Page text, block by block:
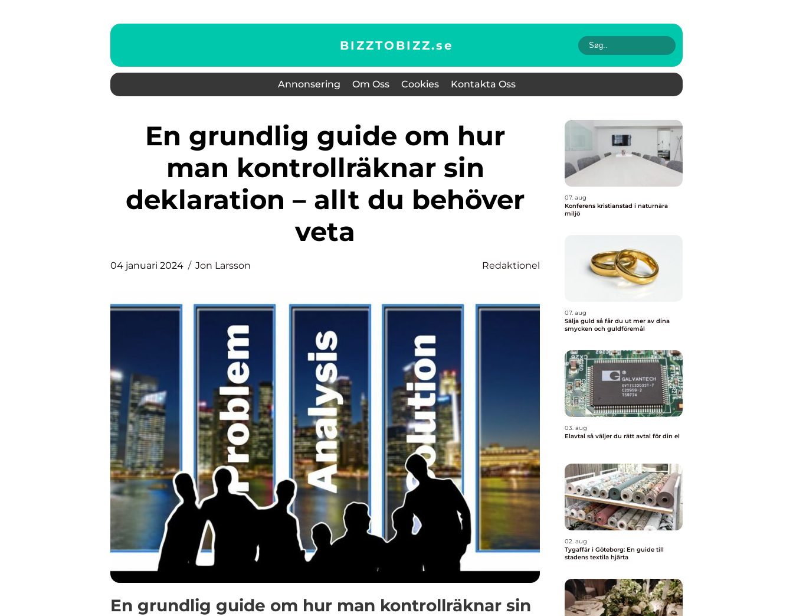
BIZZTOBIZZ.se
Annonsering Om Oss Cookies Kontakta Oss
En grundlig guide om hur
man kontrollräknar sin
deklaration – allt du behöver
veta
04 januari 2024 Jon Larsson Redaktionel
En grundlig guide om hur man kontrollräknar sin
07. aug
Konferens kristianstad i naturnära
miljö
07. aug
Sälja guld så får du ut mer av dina
smycken och guldföremål
03. aug
Elavtal så väljer du rätt avtal för din el
02. aug
Tygaffär i Göteborg: En guide till
stadens textila hjärta